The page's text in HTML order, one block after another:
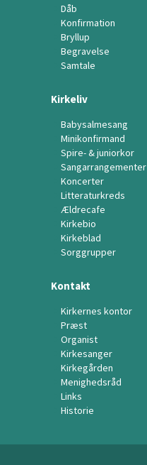
Dåb
Konfirmation
Bryllup
Begravelse
Samtale
Kirkeliv
Babysalmesang
Minikonfirmand
Spire- & juniorkor
Sangarrangementer
Koncerter
Litteraturkreds
Ældrecafe
Kirkebio
Kirkeblad
Sorggrupper
Kontakt
Kirkernes kontor
Præst
Organist
Kirkesanger
Kirkegården
Menighedsråd
Links
Historie